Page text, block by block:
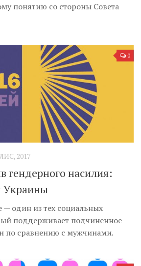
понятию со стороны Совета
0
2017
гендерного насилия:
Украины
— один из тех социальных
поддерживает подчиненное
по сравнению с мужчинами.